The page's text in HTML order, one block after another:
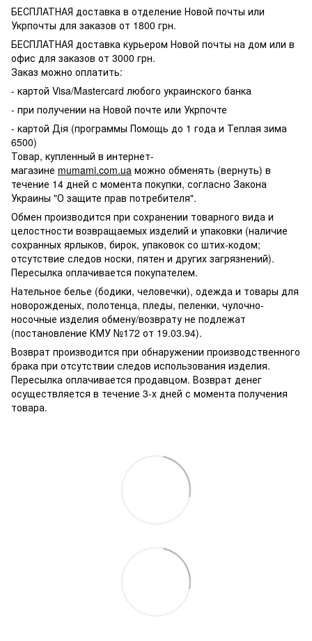
БЕСПЛАТНАЯ доставка в отделение Новой почты или
Укрпочты для заказов от 1800 грн.
БЕСПЛАТНАЯ доставка курьером Новой почты на дом или в
офис для заказов от 3000 грн.
Заказ можно оплатить:
- картой Visa/Mastercard любого украинского банка
- при получении на Новой почте или Укрпочте
- картой Дія (программы Помощь до 1 года и Теплая зима
6500)
Товар, купленный в интернет-
магазине mumami.com.ua можно обменять (вернуть) в
течение 14 дней с момента покупки, согласно Закона
Украины "О защите прав потребителя".
Обмен производится при сохранении товарного вида и
целостности возвращаемых изделий и упаковки (наличие
сохранных ярлыков, бирок, упаковок со штих-кодом;
отсутствие следов носки, пятен и других загрязнений).
Пересылка оплачивается покупателем.
Нательное белье (бодики, человечки), одежда и товары для
новорожденых, полотенца, пледы, пеленки, чулочно-
носочные изделия обмену/возврату не подлежат
(постановление КМУ №172 от 19.03.94).
Возврат производится при обнаружении производственного
брака при отсутствии следов использования изделия.
Пересылка оплачивается продавцом. Возврат денег
осуществляется в течение 3-х дней с момента получения
товара.